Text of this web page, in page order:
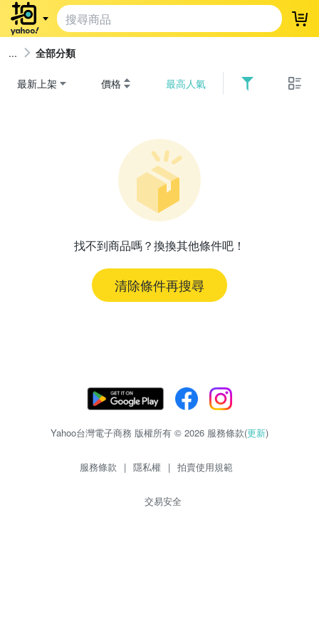
登
全部分類
最新上架 價格 最高人氣
找不到商品嗎？換換其他條件吧！
清除條件再搜尋
Yahoo台灣電子商務 版權所有 © 2026 服務條款(更新)
服務條款 | 隱私權 | 拍賣使用規範
交易安全